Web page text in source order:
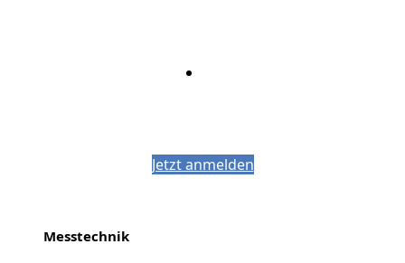
Jetzt anmelden
Messtechnik